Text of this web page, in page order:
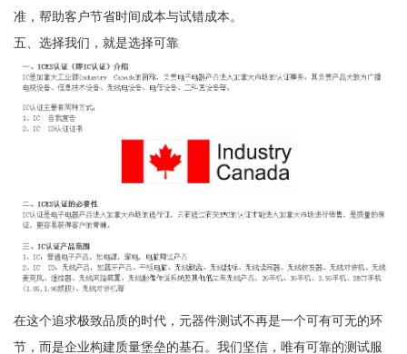
准，帮助客户节省时间成本与试错成本。
五、选择我们，就是选择可靠
在这个追求极致品质的时代，元器件测试不再是一个可有可无的环
节，而是企业构建质量堡垒的基石。我们坚信，唯有可靠的测试服